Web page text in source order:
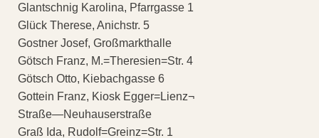
Glantschnig Karolina, Pfarrgasse 1
Glück Therese, Anichstr. 5
Gostner Josef, Großmarkthalle
Götsch Franz, M.=Theresien=Str. 4
Götsch Otto, Kiebachgasse 6
Gottein Franz, Kiosk Egger=Lienz¬
Straße—Neuhauserstraße
Graß Ida, Rudolf=Greinz=Str. 1